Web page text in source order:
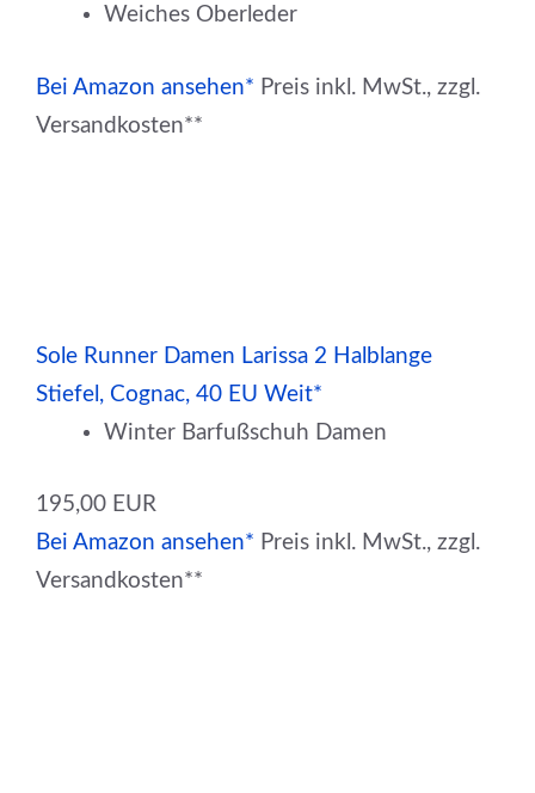
Weiches Oberleder
Bei Amazon ansehen* Preis inkl. MwSt., zzgl.
Versandkosten**
Sole Runner Damen Larissa 2 Halblange
Stiefel, Cognac, 40 EU Weit*
Winter Barfußschuh Damen
195,00 EUR
Bei Amazon ansehen* Preis inkl. MwSt., zzgl.
Versandkosten**